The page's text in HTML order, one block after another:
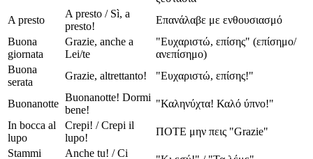
A presto
A presto / Sì, a
presto!
Επανάλαβε με ενθουσιασμό
Buona
giornata
Grazie, anche a
Lei/te
"Ευχαριστώ, επίσης" (επίσημο/
ανεπίσημο)
Buona
serata
Grazie, altrettanto! "Ευχαριστώ, επίσης!"
Buonanotte
Buonanotte! Dormi
bene!
"Καληνύχτα! Καλό ύπνο!"
In bocca al
lupo
Crepi! / Crepi il
lupo!
ΠΟΤΕ μην πεις "Grazie"
Stammi
Anche tu! / Ci